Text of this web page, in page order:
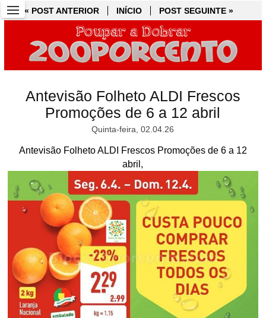
« POST ANTERIOR INÍCIO POST SEGUINTE »
Antevisão Folheto ALDI Frescos
Promoções de 6 a 12 abril
Quinta-feira, 02.04.26
Antevisão Folheto ALDI Frescos Promoções de 6 a 12
abril,
« POST ANTERIOR INÍCIO POST SEGUINTE »